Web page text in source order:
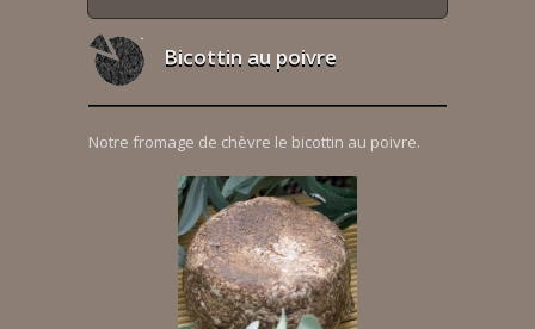
Bicottin au poivre
Notre fromage de chèvre le bicottin au poivre.